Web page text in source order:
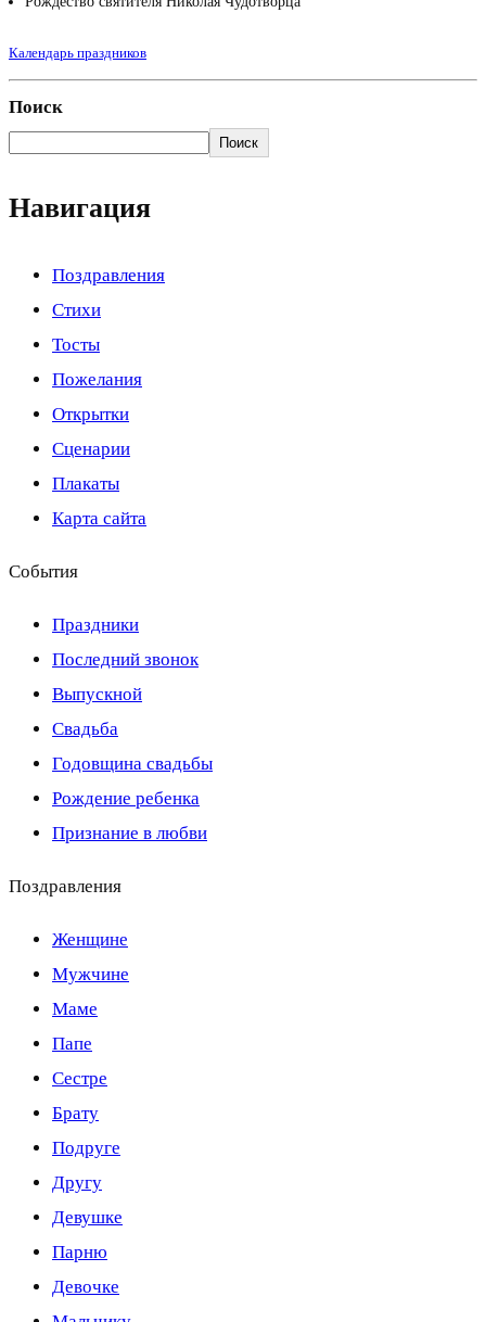
Календарь праздников
Поиск
Поиск
Навигация
Поздравления
Стихи
Тосты
Пожелания
Открытки
Сценарии
Плакаты
Карта сайта
События
Праздники
Последний звонок
Выпускной
Свадьба
Годовщина свадьбы
Рождение ребенка
Признание в любви
Поздравления
Женщине
Мужчине
Маме
Папе
Сестре
Брату
Подруге
Другу
Девушке
Парню
Девочке